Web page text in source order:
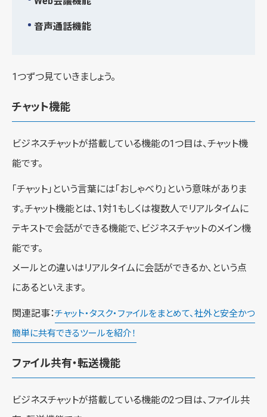
音声通話機能
1つずつ見ていきましょう。
チャット機能
ビジネスチャットが搭載している機能の1つ目は、チャット機
能です。
「チャット」という言葉には「おしゃべり」という意味がありま
す。チャット機能とは、1対1もしくは複数人でリアルタイムに
テキストで会話ができる機能で、ビジネスチャットのメイン機
能です。
メールとの違いはリアルタイムに会話ができるか、という点
にあるといえます。
関連記事：チャット・タスク・ファイルをまとめて、社外と安全かつ
簡単に共有できるツールを紹介！
ファイル共有・転送機能
ビジネスチャットが搭載している機能の2つ目は、ファイル共